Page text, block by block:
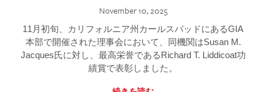
November 10, 2025
11月初旬、カリフォルニア州カールスバッドにあるGIA
本部で開催された理事会において、同機関はSusan M.
Jacques氏に対し、最高栄誉であるRichard T. Liddicoat功
績賞で表彰しました。